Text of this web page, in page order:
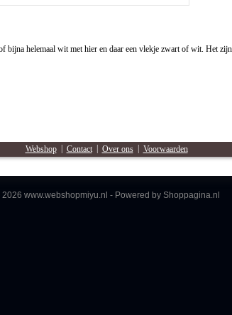
bijna helemaal wit met hier en daar een vlekje zwart of wit. Het
Webshop| Contact| Over ons| Voorwaarden
www.webshopmiyu.nl - Powered by Shoppagina.nl